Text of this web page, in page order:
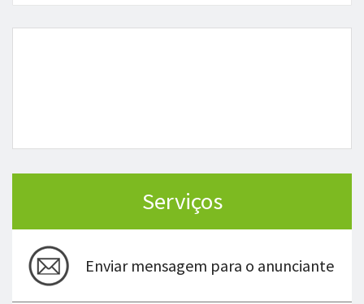
Serviços
Enviar mensagem para o anunciante